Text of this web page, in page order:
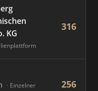
KG
316
Einzelner
256